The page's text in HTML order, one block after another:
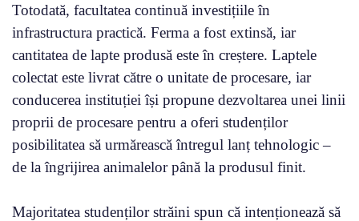
Totodată, facultatea continuă investițiile în
infrastructura practică. Ferma a fost extinsă, iar
cantitatea de lapte produsă este în creștere. Laptele
colectat este livrat către o unitate de procesare, iar
conducerea instituției își propune dezvoltarea unei linii
proprii de procesare pentru a oferi studenților
posibilitatea să urmărească întregul lanț tehnologic –
de la îngrijirea animalelor până la produsul finit.
Majoritatea studenților străini spun că intenționează să